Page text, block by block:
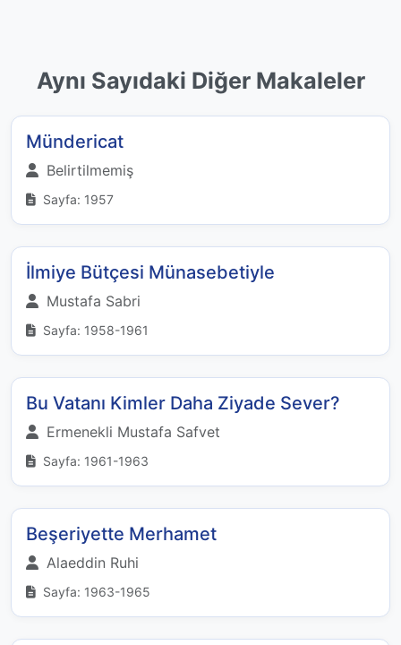
Aynı Sayıdaki Diğer Makaleler
Mündericat
Belirtilmemiş
Sayfa: 1957
İlmiye Bütçesi Münasebetiyle
Mustafa Sabri
Sayfa: 1958-1961
Bu Vatanı Kimler Daha Ziyade Sever?
Ermenekli Mustafa Safvet
Sayfa: 1961-1963
Beşeriyette Merhamet
Alaeddin Ruhi
Sayfa: 1963-1965